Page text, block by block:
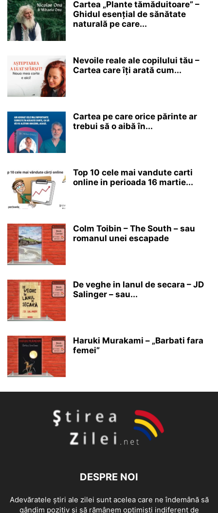
Cartea „Plante tămăduitoare” –
Ghidul esențial de sănătate
naturală pe care...
Nevoile reale ale copilului tău –
Cartea care îți arată cum...
Cartea pe care orice părinte ar
trebui să o aibă în...
Top 10 cele mai vandute carti
online in perioada 16 martie...
Colm Toibin – The South – sau
romanul unei escapade
De veghe in lanul de secara – JD
Salinger – sau...
Haruki Murakami – „Barbati fara
femei”
DESPRE NOI
Adevăratele știri ale zilei sunt acelea care ne îndemână să
gândim pozitiv și să rămânem optimiști indiferent de